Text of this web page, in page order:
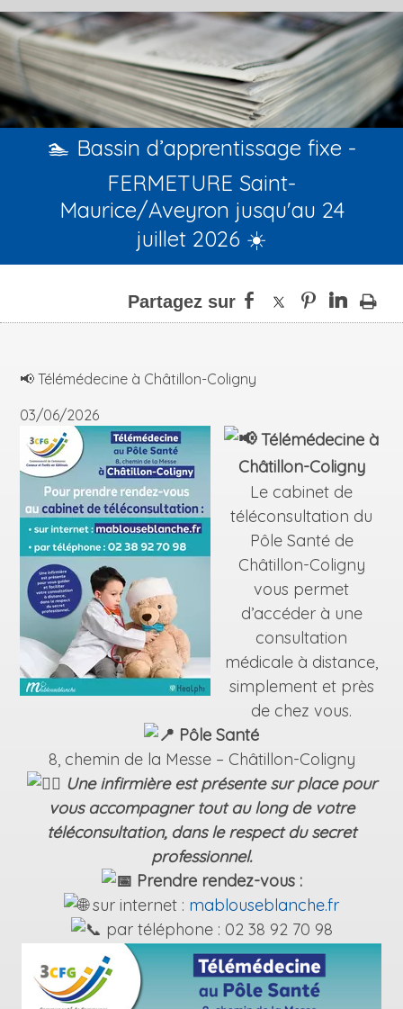
🏊 Bassin d’apprentissage fixe -
FERMETURE Saint-
Maurice/Aveyron jusqu'au 24
juillet 2026 ☀️
📢 Télémédecine à Châtillon-Coligny
03/06/2026
Télémédecine à
Châtillon-Coligny
Le cabinet de
téléconsultation du
Pôle Santé de
Châtillon-Coligny
vous permet
d’accéder à une
consultation
médicale à distance,
simplement et près
de chez vous.
Pôle Santé
8, chemin de la Messe – Châtillon-Coligny
Une infirmière est présente sur place pour
vous accompagner tout au long de votre
téléconsultation, dans le respect du secret
professionnel.
Prendre rendez-vous :
sur internet : mablouseblanche.fr
par téléphone : 02 38 92 70 98